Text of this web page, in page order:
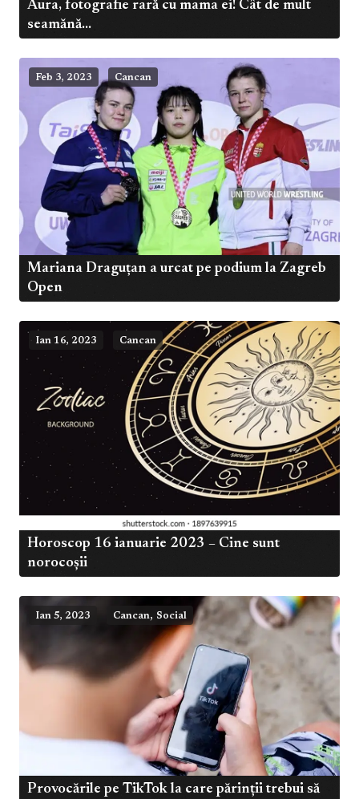
Aura, fotografie rară cu mama ei! Cât de mult
seamănă...
Feb 3, 2023 Cancan
Mariana Draguțan a urcat pe podium la Zagreb
Open
Ian 16, 2023 Cancan
Horoscop 16 ianuarie 2023 – Cine sunt
norocoșii
Ian 5, 2023 Cancan, Social
Provocările pe TikTok la care părinții trebui să